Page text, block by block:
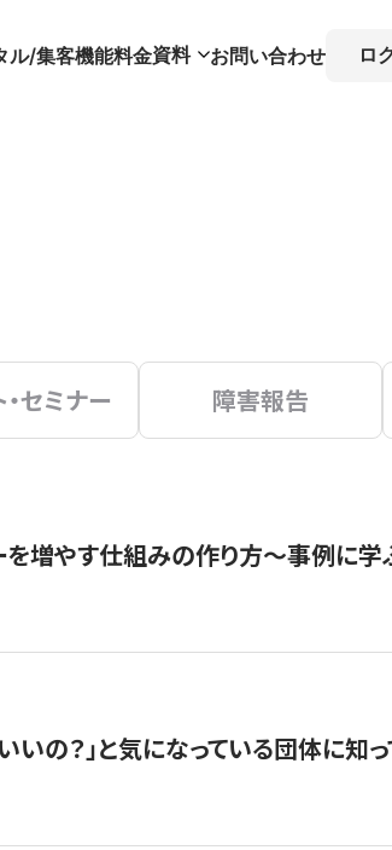
ル/集客機能料金資料 お問い合わせ ロ
セミナー 障害報告
ーを増やす仕組みの作り方〜事例に
いの？」と気になっている団体に知